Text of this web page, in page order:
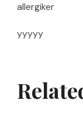
allergiker
yyyyy